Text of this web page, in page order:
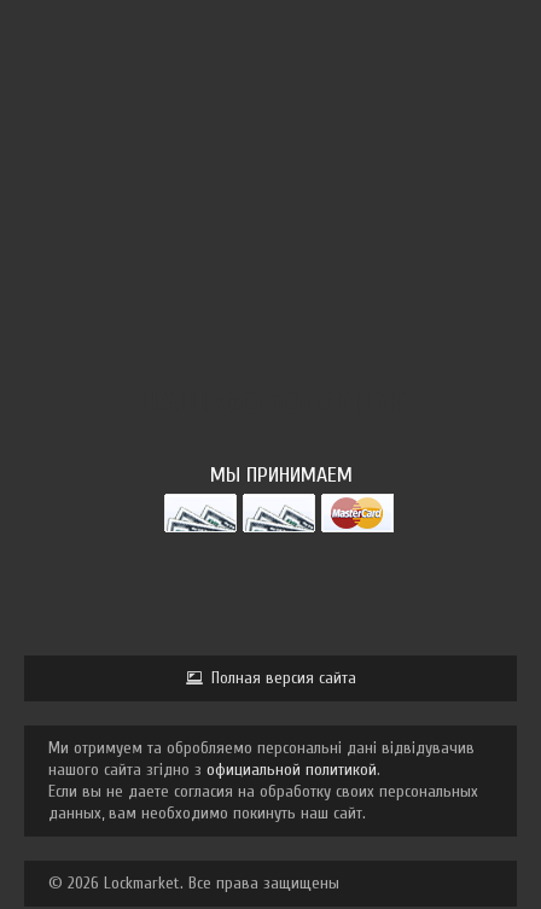
МЫ ПРИНИМАЕМ
Полная версия сайта
Ми отримуем та обробляемо персональні дані відвідувачив
нашого сайта згідно з официальной политикой.
Если вы не даете согласия на обработку своих персональных
данных, вам необходимо покинуть наш сайт.
© 2026 Lockmarket. Все права защищены